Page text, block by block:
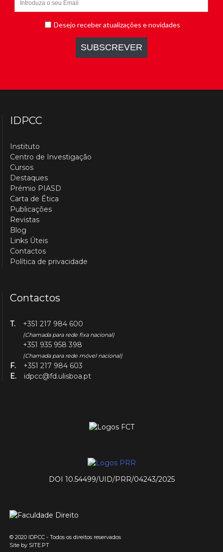
IDPCC
Instituto
Centro de Investigação
Cursos
Destaques
Prémio PIASD
Carta de Ética
Publicações
Revistas
Blog
Links Úteis
Contactos
Política de privacidade
Contactos
T. +351 217 984 600
(Chamada para rede fixa nacional)
+351 935 958 398
(Chamada para rede móvel nacional)
F.
+351 217 984 603
E.
idpcc@fd.ulisboa.pt
© 2020 IDPCC - Todos os direitos reservados
Site by SITE.PT
DOI 10.54499/UID/PRR/04243/2025